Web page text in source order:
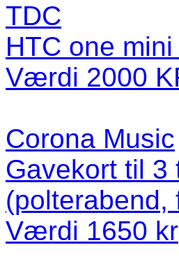
TDC
HTC one
Værdi 2000
Corona Music
Gavekort til 3
(polterabend,
Værdi 1650 kr